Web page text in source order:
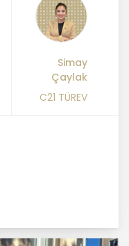
Simay
Çaylak
C21 TÜREV